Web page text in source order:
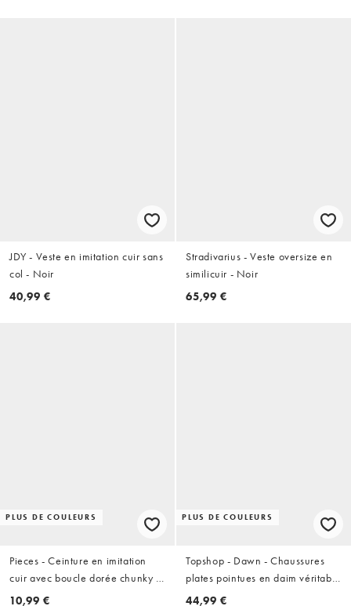
JDY - Veste en imitation cuir sans
col - Noir
40,99 €
Stradivarius - Veste oversize en
similicuir - Noir
65,99 €
PLUS DE COULEURS
Pieces - Ceinture en imitation
cuir avec boucle dorée chunky -
Noir
10,99 €
PLUS DE COULEURS
Topshop - Dawn - Chaussures
plates pointues en daim véritable
- Chocolat
44,99 €